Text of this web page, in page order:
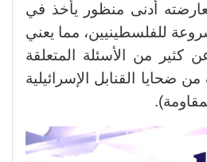
أدنى منظور يأخذ في
للفلسطينيين، مما يعني
كثير من الأسئلة المتعلقة
ضحايا القنابل الإسرائيلية